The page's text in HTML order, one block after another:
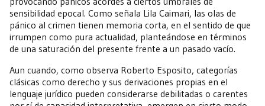
sensibilidad epocal. Como señala Lila Caimari, las olas de
pánico al crimen tienen memoria corta, en el sentido de que
irrumpen como pura actualidad, planteándose en términos
de una saturación del presente frente a un pasado vacío.
Aun cuando, como observa Roberto Esposito, categorías
clásicas como derecho y sus derivaciones propias en el
lenguaje jurídico pueden considerarse debilitadas o carentes